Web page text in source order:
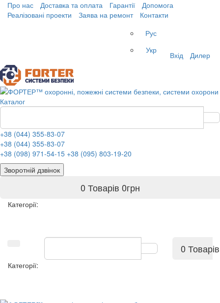
Про нас Доставка та оплата Гарантії
Допомога
Реалізовані проекти
Заява на ремонт
Контакти
Рус
Укр
Вхід Дилер
Каталог
+38 (044) 355-83-07
+38 (044) 355-83-07
+38 (098) 971-54-15 +38 (095) 803-19-20
Зворотній дзвінок
0 Товарів 0грн
Категорії:
0 Товарів
Категорії: